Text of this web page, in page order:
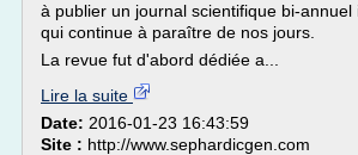
à publier un journal scientifique bi-annuel
qui continue à paraître de nos jours.
La revue fut d'abord dédiée a...
Lire la suite
Date: 2016-01-23 16:43:59
Site : http://www.sephardicgen.com